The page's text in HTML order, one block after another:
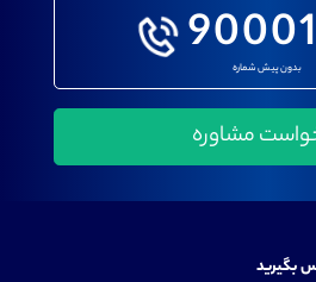
بدون پیش شماره
بگیرید